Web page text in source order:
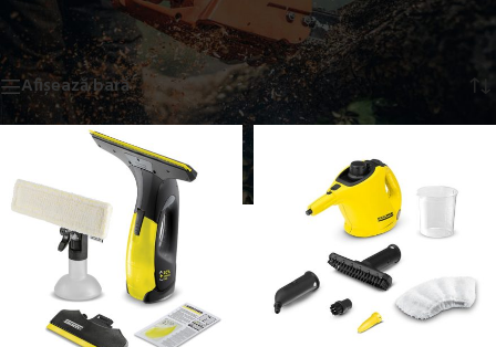
CURATITOARE SI MOPURI CU ABUR
Afișez 1 - 12 din 13 rezultate
Afișează bară